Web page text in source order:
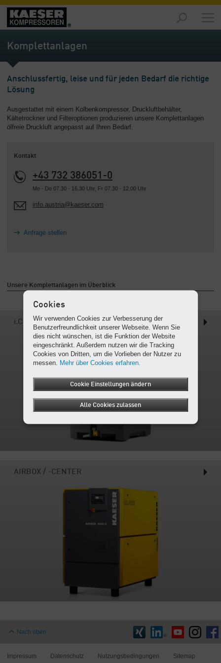
Produkte
-
Übersicht
-
Übersicht
Lösungen
-
Service
Übersicht
Komplettanlagen
Anschlussfertig, leise und für jeden Bedarf die richtige
Lösung
Ausgestattet mit einem Kolbenkompressor, Druckluftbehälter,
Kältetrockner und Filteroptionen produzieren unsere Komplettanlagen
ölfreie Druckluft angepasst auf Ihren Bedarf.
Kontakt
+43 732 386051-0
Mo - Do 07.30 - 16.30 Uhr, Fr 07.30 - 12.00 Uhr
info.austria@kaeser.com
Anfrage stellen
Unsere Komplettanlagen im Überblick
i.Comp Tower (T)
AIRBOX / -CENTER
Nach oben
Impressum Datenschutz Nutzungsbedingungen Sitemap
Cookies
Wir verwenden Cookies zur Verbesserung der
Benutzerfreundlichkeit unserer Webseite. Wenn Sie
dies nicht wünschen, ist die Funktion der Website
eingeschränkt. Außerdem nutzen wir die Tracking
Cookies von Dritten, um die Vorlieben der Nutzer zu
messen. Mehr über Cookies erfahren.
Cookie Einstellungen ändern
Alle Cookies zulassen